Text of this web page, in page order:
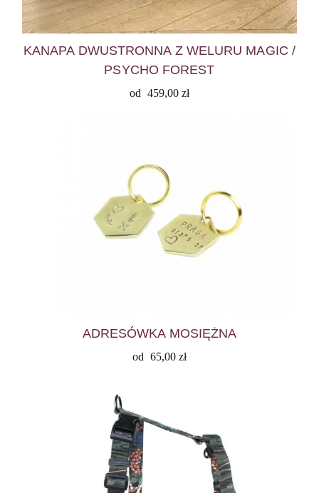
KANAPA DWUSTRONNA Z WELURU MAGIC /
PSYCHO FOREST
od 459,00 zł
ADRESÓWKA MOSIĘŻNA
od 65,00 zł